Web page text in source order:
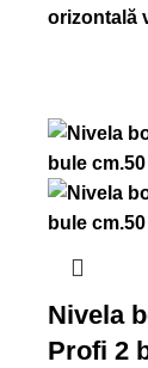
orizontală
Nivela
Profi 2